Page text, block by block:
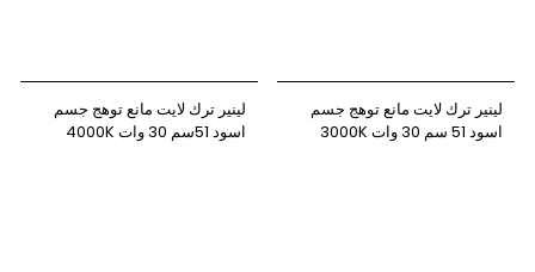
لينير ترك لايت مانع توهج جسم
اسود 51 سم 30 وات 3000K
لينير ترك لايت مانع توهج جسم
اسود 51سم 30 وات 4000K